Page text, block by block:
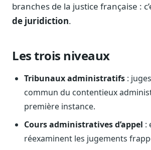
Registre HATVP
Cartographier l'influence sur un dossier
Affaires publiques
Cabinets, DRI, consultants en lobbying
Affaires réglementaires
Fédérations & plaidoyer
ONG, syndicats, ordres, associations
branches de la justice française :
de juridiction.
Les trois niveaux
Tribunaux administratifs :
commun du contentieux
première instance.
Cours administratives d’appel :
réexaminent les jugements